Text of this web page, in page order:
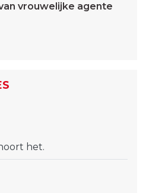
vrouwelijke agente
het.